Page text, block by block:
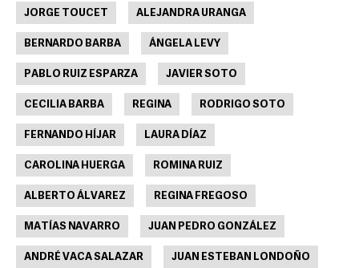
JORGE TOUCET ALEJANDRA URANGA
BERNARDO BARBA ÁNGELA LEVY
PABLO RUIZ ESPARZA JAVIER SOTO
CECILIA BARBA REGINA RODRIGO SOTO
FERNANDO HÍJAR LAURA DÍAZ
CAROLINA HUERGA ROMINA RUIZ
ALBERTO ÁLVAREZ REGINA FREGOSO
MATÍAS NAVARRO JUAN PEDRO GONZÁLEZ
ANDRÉ VACA SALAZAR JUAN ESTEBAN LONDOÑO